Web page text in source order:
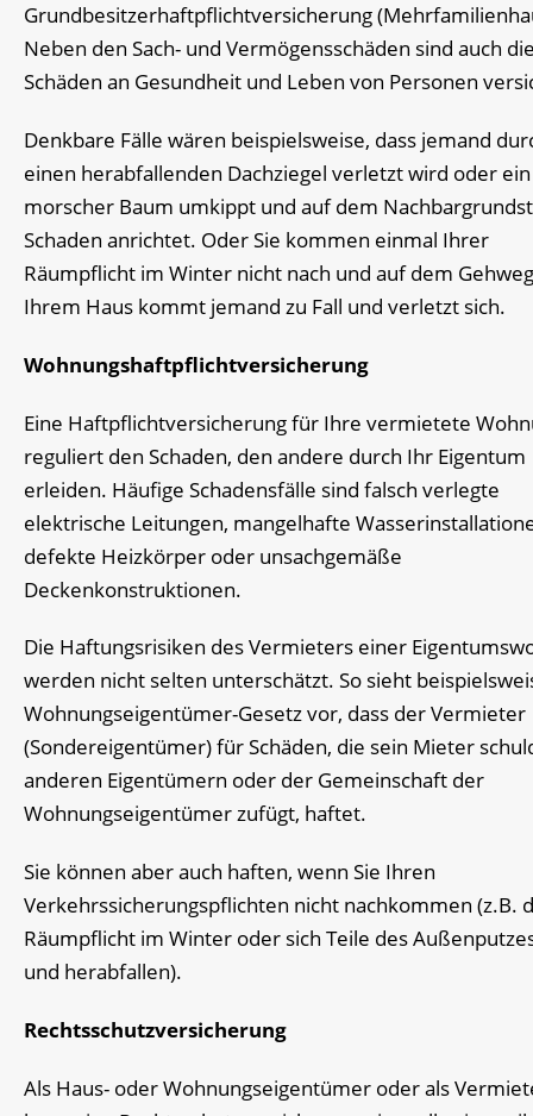
Grundbesitzerhaftpflichtversicherung
Neben den Sach- und Vermögensschäden sind auch
Schäden an Gesundheit und Leben von Personen
Denkbare Fälle wären beispielsweise, dass jemand
einen herabfallenden Dachziegel verletzt wird oder ein
morscher Baum umkippt und auf dem
Schaden anrichtet. Oder Sie kommen einmal Ihrer
Räumpflicht im Winter nicht nach und auf dem
Ihrem Haus kommt jemand zu Fall und verletzt sich.
Wohnungshaftpflichtversicherung
Eine Haftpflichtversicherung für Ihre vermietete
reguliert den Schaden, den andere durch Ihr Eigentum
erleiden. Häufige Schadensfälle sind falsch verlegte
elektrische Leitungen, mangelhafte
defekte Heizkörper oder unsachgemäße
Deckenkonstruktionen.
Die Haftungsrisiken des Vermieters einer
werden nicht selten unterschätzt. So sieht
Wohnungseigentümer-Gesetz vor, dass der Vermieter
(Sondereigentümer) für Schäden, die sein Mieter
anderen Eigentümern oder der Gemeinschaft der
Wohnungseigentümer zufügt, haftet.
Sie können aber auch haften, wenn Sie Ihren
Verkehrssicherungspflichten nicht nachkommen (z.B.
Räumpflicht im Winter oder sich Teile des
und herabfallen).
Rechtsschutzversicherung
Als Haus- oder Wohnungseigentümer oder als